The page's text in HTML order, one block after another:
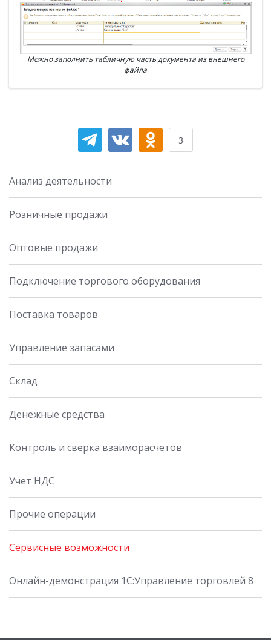
Можно заполнить табличную часть документа из внешнего
файла
3
Анализ деятельности
Розничные продажи
Оптовые продажи
Подключение торгового оборудования
Поставка товаров
Управление запасами
Склад
Денежные средства
Контроль и сверка взаиморасчетов
Учет НДС
Прочие операции
Сервисные возможности
Онлайн-демонстрация 1С:Управление торговлей 8